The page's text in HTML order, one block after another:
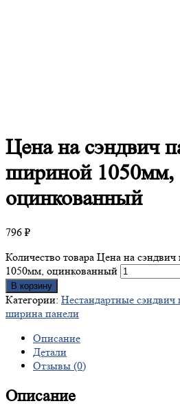
Ценана сэндвич
шириной 1050мм,
оцинкованный
796 ₽
Количество товара Цена на
1050мм, оцинкованный
В корзину
Категории: Нестандартные сэндвич
ширина панели
Описание
Детали
Отзывы (0)
Описание